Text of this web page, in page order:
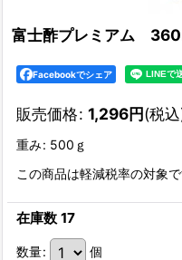
富士酢プレミアム
Facebookでシェア
販売価格: 1,296円(税
重み: 500ｇ
この商品は軽減税率の対象で
在庫数 17
数量: 個